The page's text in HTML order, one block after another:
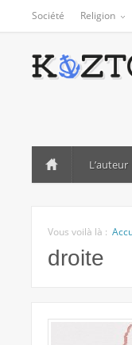
Société Religion
L’auteur
Vous voilà là :
droite